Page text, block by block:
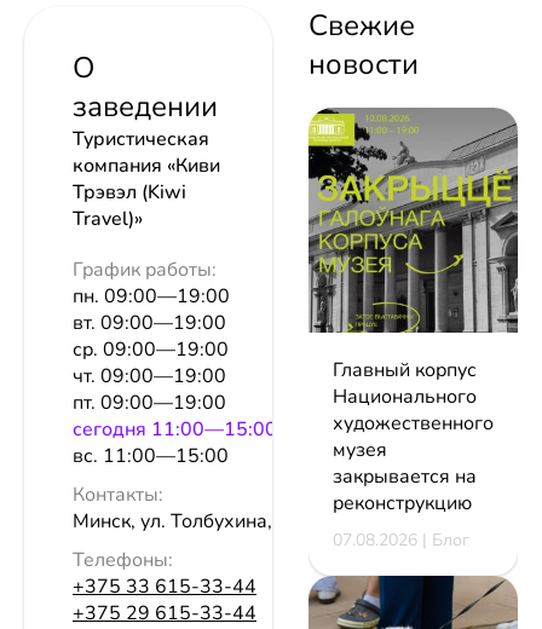
О
заведении
Туристическая
компания «Киви
Трэвэл (Kiwi
Travel)»
График работы:
пн. 09:00—19:00
вт. 09:00—19:00
ср. 09:00—19:00
чт. 09:00—19:00
пт. 09:00—19:00
сeгодня 11:00—15:00
вс. 11:00—15:00
Контакты:
Минск, ул. Толбухина, 2, оф. 518
Телефоны:
+375 33 615-33-44
+375 29 615-33-44
Свежие
новости
Главный корпус
Национального
художественного
музея
закрывается на
реконструкцию
07.08.2026 | Блог